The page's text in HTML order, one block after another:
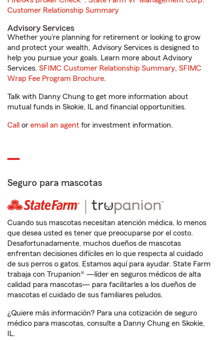
Customer Relationship Summary
Advisory Services
Whether you’re planning for retirement or looking to grow
and protect your wealth, Advisory Services is designed to
help you pursue your goals. Learn more about Advisory
Services. SFIMC Customer Relationship Summary, SFIMC
Wrap Fee Program Brochure.
Talk with Danny Chung to get more information about
mutual funds in Skokie, IL and financial opportunities.
Call or email an agent for investment information.
Seguro para mascotas
Cuando sus mascotas necesitan atención médica, lo menos
que desea usted es tener que preocuparse por el costo.
Desafortunadamente, muchos dueños de mascotas
enfrentan decisiones difíciles en lo que respecta al cuidado
de sus perros o gatos. Estamos aquí para ayudar. State Farm
trabaja con Trupanion® —líder en seguros médicos de alta
calidad para mascotas— para facilitarles a los dueños de
mascotas el cuidado de sus familiares peludos.
¿Quiere más información? Para una cotización de seguro
médico para mascotas, consulte a Danny Chung en Skokie,
IL.